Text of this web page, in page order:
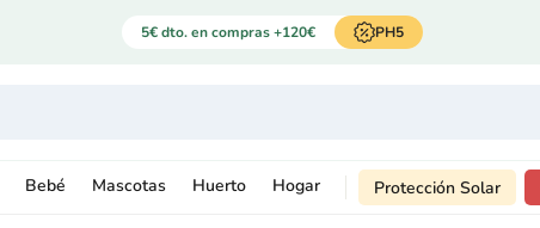
5€ dto. en compras +120€ PH5
Bebé Mascotas Huerto Hogar Protección Solar